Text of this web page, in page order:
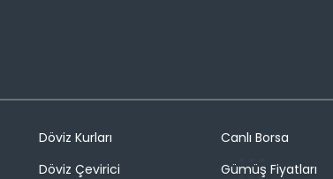
Döviz Kurları
Döviz Çevirici
Canlı Borsa
Gümüş Fiyatları